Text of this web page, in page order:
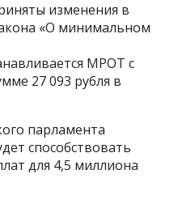
изменения в
«О минимальном
МРОТ с
27 093 рубля в
парламента
способствовать
для 4,5 миллиона